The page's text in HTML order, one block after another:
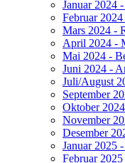
Januar 2024
Februar
Mars 2024 -
April 2024 -
Mai 2024 -
Juni 2024 -
Juli/August
September
Oktober
November
Desember
Januar 2025
Februar 2025